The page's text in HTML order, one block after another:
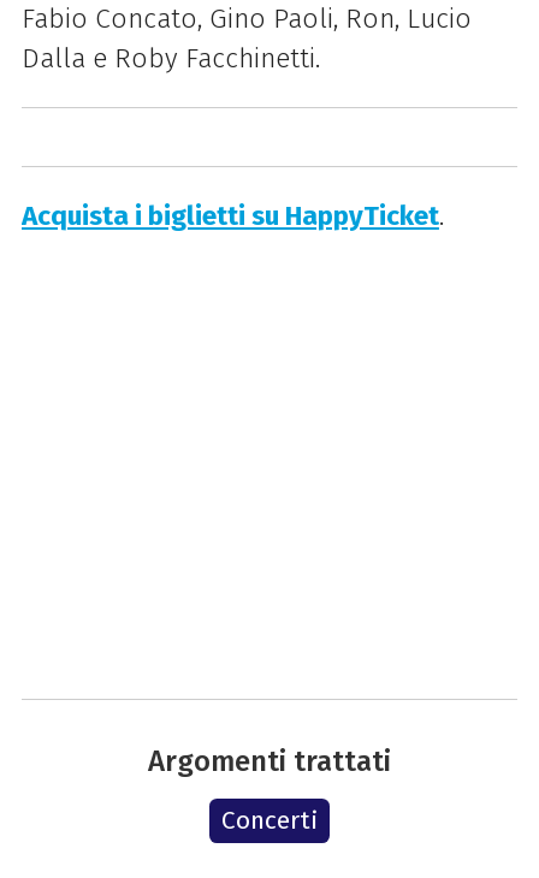
Fabio Concato, Gino Paoli, Ron, Lucio
Dalla e Roby Facchinetti.
Acquista i biglietti su HappyTicket.
Argomenti trattati
Concerti